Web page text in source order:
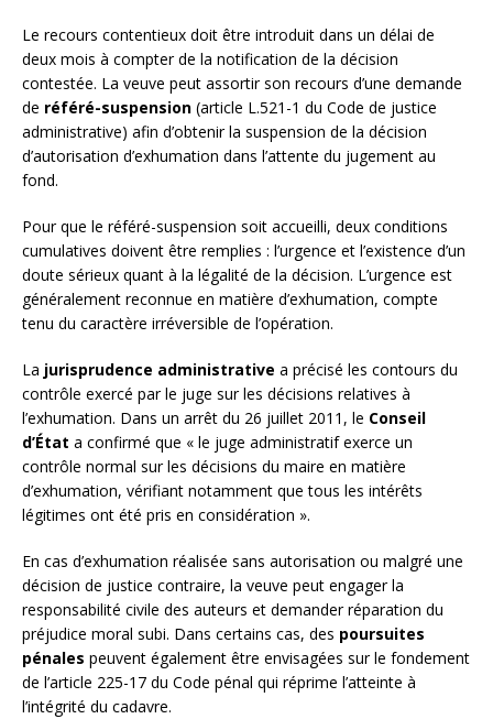
Le recours contentieux doit être introduit dans un délai de
deux mois à compter de la notification de la décision
contestée. La veuve peut assortir son recours d’une demande
de référé-suspension (article L.521-1 du Code de justice
administrative) afin d’obtenir la suspension de la décision
d’autorisation d’exhumation dans l’attente du jugement au
fond.
Pour que le référé-suspension soit accueilli, deux conditions
cumulatives doivent être remplies : l’urgence et l’existence d’un
doute sérieux quant à la légalité de la décision. L’urgence est
généralement reconnue en matière d’exhumation, compte
tenu du caractère irréversible de l’opération.
La jurisprudence administrative a précisé les contours du
contrôle exercé par le juge sur les décisions relatives à
l’exhumation. Dans un arrêt du 26 juillet 2011, le Conseil
d’État a confirmé que « le juge administratif exerce un
contrôle normal sur les décisions du maire en matière
d’exhumation, vérifiant notamment que tous les intérêts
légitimes ont été pris en considération ».
En cas d’exhumation réalisée sans autorisation ou malgré une
décision de justice contraire, la veuve peut engager la
responsabilité civile des auteurs et demander réparation du
préjudice moral subi. Dans certains cas, des poursuites
pénales peuvent également être envisagées sur le fondement
de l’article 225-17 du Code pénal qui réprime l’atteinte à
l’intégrité du cadavre.